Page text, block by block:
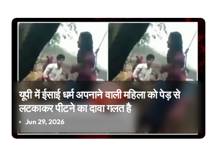
o
n
यूपी में ईसाई धर्म अपनाने वाली महिला को पेड़ से
लटकाकर पीटने का दावा गलत है
Jun 29, 2026